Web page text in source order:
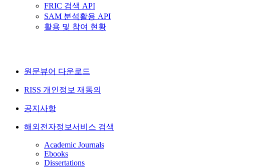
FRIC 검색 API
SAM 분석활용 API
활용 및 참여 현황
원문뷰어 다운로드
RISS 개인정보 재동의
공지사항
해외전자정보서비스 검색
Academic Journals
Ebooks
Dissertations